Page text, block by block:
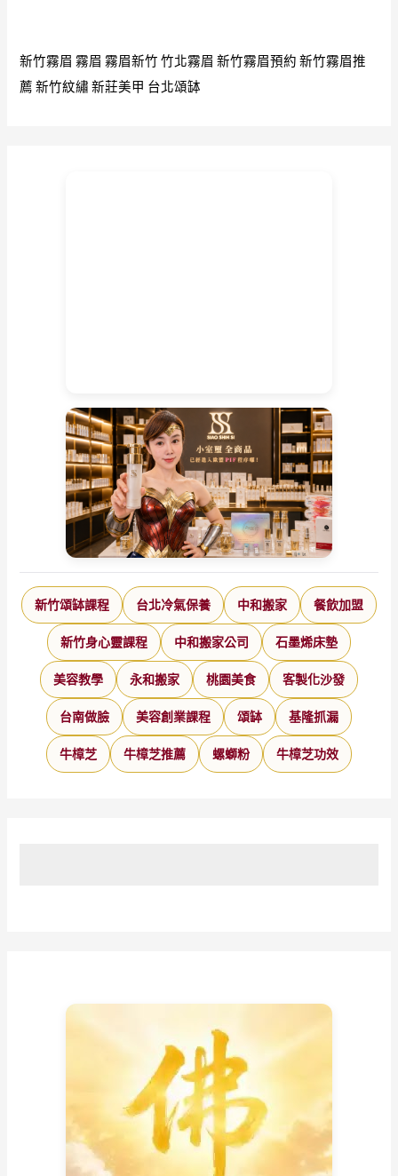
新竹霧眉 霧眉 霧眉新竹 竹北霧眉 新竹霧眉預約 新竹霧眉推
薦 新竹紋繡 新莊美甲 台北頌缽
新竹頌缽課程 台北冷氣保養 中和搬家 餐飲加盟
新竹身心靈課程 中和搬家公司 石墨烯床墊
美容教學 永和搬家 桃園美食 客製化沙發
台南做臉 美容創業課程 頌缽 基隆抓漏
牛樟芝 牛樟芝推薦 螺螄粉 牛樟芝功效